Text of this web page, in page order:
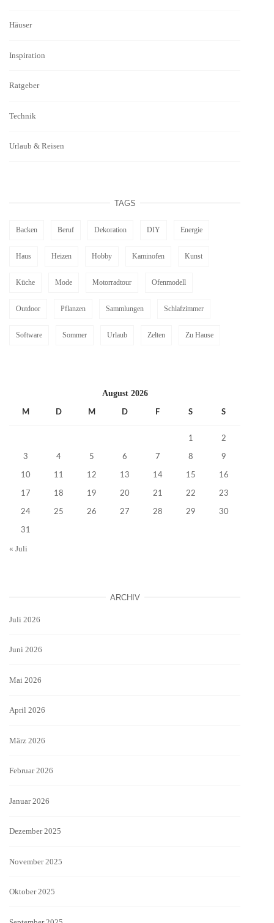
Häuser
Inspiration
Ratgeber
Technik
Urlaub & Reisen
TAGS
Backen Beruf Dekoration DIY Energie
Haus Heizen Hobby Kaminofen Kunst
Küche Mode Motorradtour Ofenmodell
Outdoor Pflanzen Sammlungen Schlafzimmer
Software Sommer Urlaub Zelten Zu Hause
August 2026
M D M D F S S
1 2
3 4 5 6 7 8 9
10 11 12 13 14 15 16
17 18 19 20 21 22 23
24 25 26 27 28 29 30
31
« Juli
ARCHIV
Juli 2026
Juni 2026
Mai 2026
April 2026
März 2026
Februar 2026
Januar 2026
Dezember 2025
November 2025
Oktober 2025